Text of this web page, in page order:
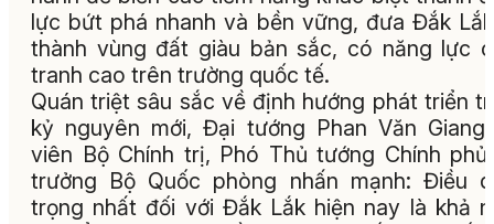
lực bứt phá nhanh và bền vững, đưa Đắk
thành vùng đất giàu bản sắc, có năng lực
tranh cao trên trường quốc tế.
Quán triệt sâu sắc về định hướng phát triển
kỷ nguyên mới, Đại tướng Phan Văn
viên Bộ Chính trị, Phó Thủ tướng Chính
trưởng Bộ Quốc phòng nhấn mạnh: Điều
trọng nhất đối với Đắk Lắk hiện nay là khả